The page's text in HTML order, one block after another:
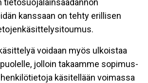
tietosuojalainsäädännön
kanssaan on tehty erillisen
voidaan myös ulkoistaa
jolloin takaamme sopimus-
käsitellään voimassa